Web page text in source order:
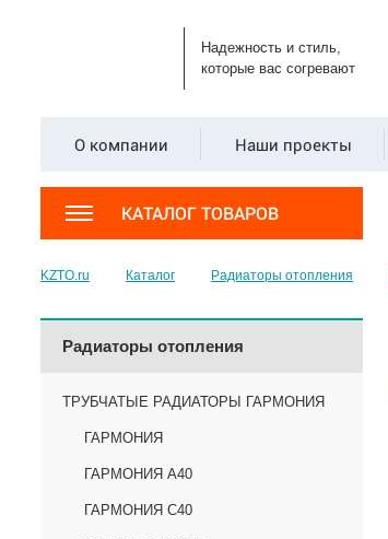
Надежность и стиль,
которые вас согревают
О компании Наши проекты
КАТАЛОГ ТОВАРОВ
KZTO.ru Каталог Радиаторы отопления
Радиаторы отопления
ТРУБЧАТЫЕ РАДИАТОРЫ ГАРМОНИЯ
ГАРМОНИЯ
ГАРМОНИЯ А40
ГАРМОНИЯ С40